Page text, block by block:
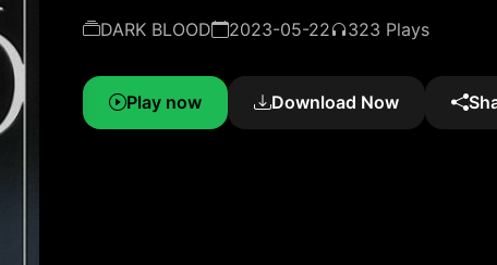
DARK BLOOD 2023-05-22 323 Plays
Play now Download Now